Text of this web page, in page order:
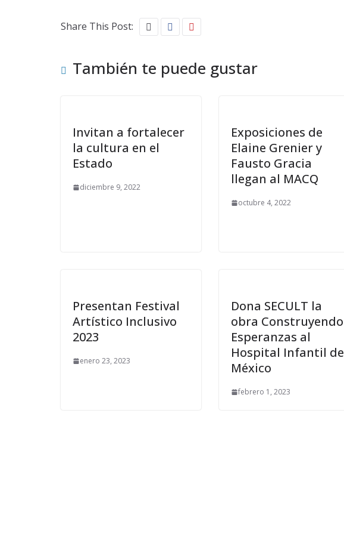
Share This Post:
También te puede gustar
Invitan a fortalecer
la cultura en el
Estado
diciembre 9, 2022
Exposiciones de
Elaine Grenier y
Fausto Gracia
llegan al MACQ
octubre 4, 2022
Presentan Festival
Artístico Inclusivo
2023
enero 23, 2023
Dona SECULT la
obra Construyendo
Esperanzas al
Hospital Infantil de
México
febrero 1, 2023